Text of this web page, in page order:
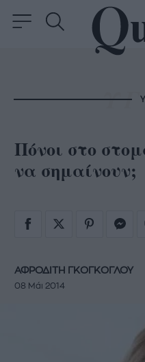
Πόνοι στο
να σημαίνουν;
ΑΦΡΟΔΙΤΗ ΓΚΟΓΚΟΓΛΟΥ
08 Μάι 2014